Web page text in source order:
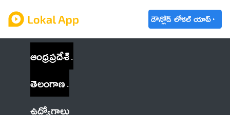
డౌన్లోడ్ లోకల్ యాప్
ఆంధ్రప్రదేశ్
తెలంగాణ
ఉద్యోగాలు